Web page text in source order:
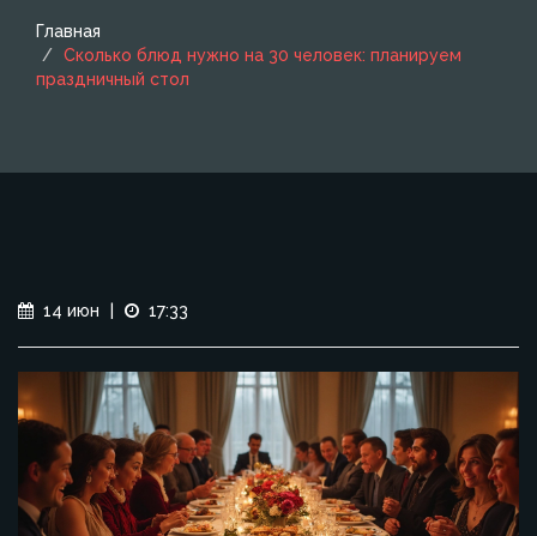
Главная
Сколько блюд нужно на 30 человек: планируем
праздничный стол
14 июн 17:33